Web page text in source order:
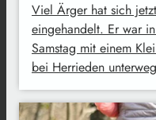
Viel Ärger hat sich
eingehandelt. Er war
Samstag mit einem
bei Herrieden